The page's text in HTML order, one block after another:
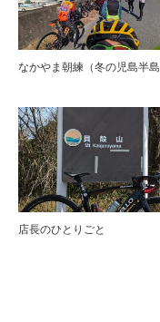
なかやま朝練（冬の児島半島
店長のひとりごと